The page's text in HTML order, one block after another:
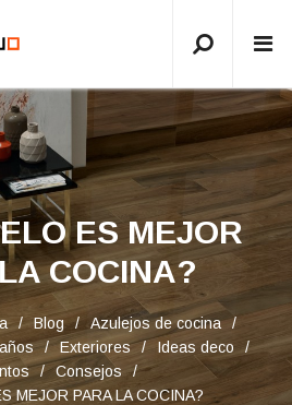
ES MEJOR
COCINA?
Blog
Azulejos de cocina
Exteriores
Ideas deco
Consejos
MEJOR PARA LA COCINA?